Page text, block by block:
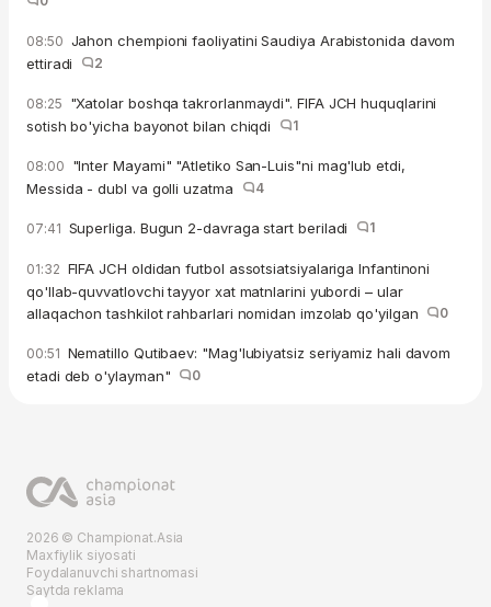
08:50 Jahon chempioni faoliyatini Saudiya Arabistonida davom
ettiradi
2
08:25 "Xatolar boshqa takrorlanmaydi". FIFA JCH huquqlarini
sotish bo'yicha bayonot bilan chiqdi
1
08:00 "Inter Mayami" "Atletiko San-Luis"ni mag'lub etdi,
Messida - dubl va golli uzatma
4
07:41 Superliga. Bugun 2-davraga start beriladi 1
01:32 FIFA JCH oldidan futbol assotsiatsiyalariga Infantinoni
qo'llab-quvvatlovchi tayyor xat matnlarini yubordi – ular
allaqachon tashkilot rahbarlari nomidan imzolab qo'yilgan
0
00:51 Nematillo Qutibaev: "Mag'lubiyatsiz seriyamiz hali davom
etadi deb o'ylayman"
0
2026 © Championat.Asia
Maxfiylik siyosati
Foydalanuvchi shartnomasi
Saytda reklama